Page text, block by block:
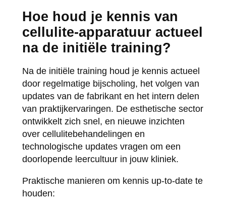
Hoe houd je kennis van
cellulite-apparatuur actueel
na de initiële training?
Na de initiële training houd je kennis actueel
door regelmatige bijscholing, het volgen van
updates van de fabrikant en het intern delen
van praktijkervaringen. De esthetische sector
ontwikkelt zich snel, en nieuwe inzichten
over cellulitebehandelingen en
technologische updates vragen om een
doorlopende leercultuur in jouw kliniek.
Praktische manieren om kennis up-to-date te
houden: